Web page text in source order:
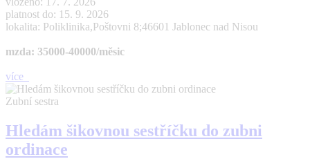
platnost do: 15. 9. 2026
lokalita: Poliklinika,Poštovni 8;46601 Jablonec nad Nisou
mzda: 35000-40000/měsic
více
Zubní sestra
Hledám šikovnou sestříčku do zubni
ordinace